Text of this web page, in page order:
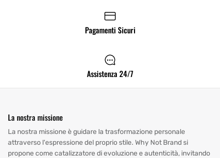
Pagamenti Sicuri
Assistenza 24/7
La nostra missione
La nostra missione è guidare la trasformazione personale
attraverso l'espressione del proprio stile. Why Not Brand si
propone come catalizzatore di evoluzione e autenticità, invitando